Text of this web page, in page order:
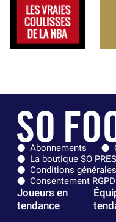
Abonnements
La boutique SO
Conditions
Consentement RGPD
Joueurs en
tendance